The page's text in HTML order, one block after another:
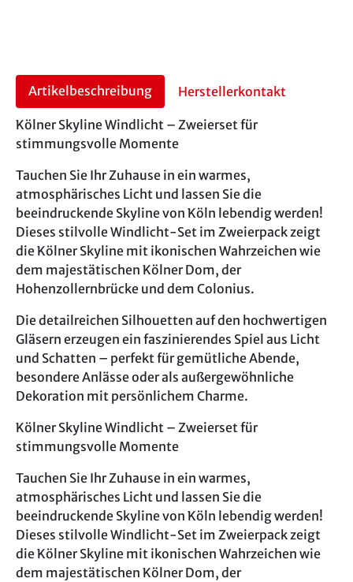
Artikelbeschreibung Herstellerkontakt
Kölner Skyline Windlicht – Zweierset für
stimmungsvolle Momente
Tauchen Sie Ihr Zuhause in ein warmes,
atmosphärisches Licht und lassen Sie die
beeindruckende Skyline von Köln lebendig werden!
Dieses stilvolle Windlicht-Set im Zweierpack zeigt
die Kölner Skyline mit ikonischen Wahrzeichen wie
dem majestätischen Kölner Dom, der
Hohenzollernbrücke und dem Colonius.
Die detailreichen Silhouetten auf den hochwertigen
Gläsern erzeugen ein faszinierendes Spiel aus Licht
und Schatten – perfekt für gemütliche Abende,
besondere Anlässe oder als außergewöhnliche
Dekoration mit persönlichem Charme.
Kölner Skyline Windlicht – Zweierset für
stimmungsvolle Momente
Tauchen Sie Ihr Zuhause in ein warmes,
atmosphärisches Licht und lassen Sie die
beeindruckende Skyline von Köln lebendig werden!
Dieses stilvolle Windlicht-Set im Zweierpack zeigt
die Kölner Skyline mit ikonischen Wahrzeichen wie
dem majestätischen Kölner Dom, der